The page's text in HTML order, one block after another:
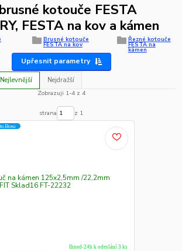
kotouče FESTA
FESTA na kov a kámen
Brusné kotouče
FESTA na kov
Řezné kotouče
FESTA na
kámen
Upřesnit parametry
Nejlevnější
Nejdražší
Zobrazuji 1-4 z 4
strana z 1
Ihned-24h k odeslání 3 ks